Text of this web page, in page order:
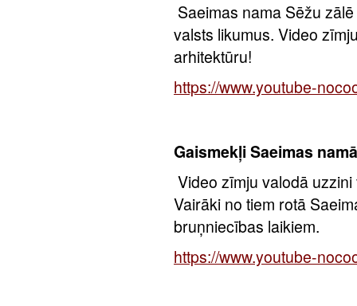
Saeimas nama Sēžu
valsts likumus. Video
arhitektūru!
https://www.youtube-
Gaismekļi Saeimas namā
Video zīmju valodā
Vairāki no tiem rotā
bruņniecības laikiem.
https://www.youtube-